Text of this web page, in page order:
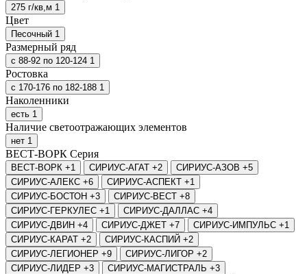
275 г/кв,м 1
Цвет
Песочный 1
Размерный ряд
с 88-92 по 120-124 1
Ростовка
с 170-176 по 182-188 1
Наколенники
есть 1
Наличие светоотражающих элементов
нет 1
ВЕСТ-ВОРК Серия
ВЕСТ-ВОРК +1 СИРИУС-АГАТ +2 СИРИУС-АЗОВ +5
СИРИУС-АЛЕКС +6 СИРИУС-АСПЕКТ +1
СИРИУС-БОСТОН +3 СИРИУС-ВЕСТ +8
СИРИУС-ГЕРКУЛЕС +1 СИРИУС-ДАЛЛАС +4
СИРИУС-ДВИН +4 СИРИУС-ДЖЕТ +7 СИРИУС-ИМПУЛЬС +1
СИРИУС-КАРАТ +2 СИРИУС-КАСПИЙ +2
СИРИУС-ЛЕГИОНЕР +9 СИРИУС-ЛИГОР +2
СИРИУС-ЛИДЕР +3 СИРИУС-МАГИСТРАЛЬ +3